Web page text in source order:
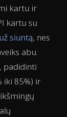
kartu ir
kartu su
siuntą, nes
abu.
padidinti
iki 85%) ir